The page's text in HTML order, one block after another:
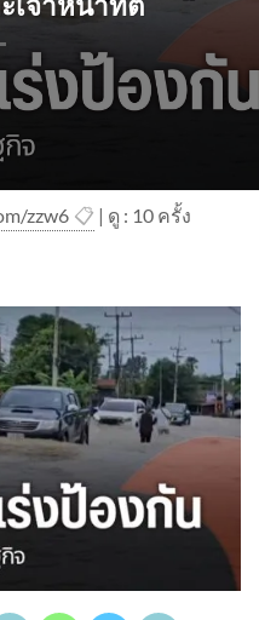
zzw6 📋 | ดู : 10ครั้ง